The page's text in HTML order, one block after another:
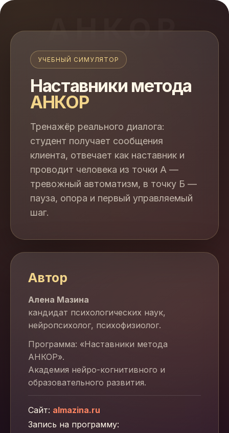
АНКОР
УЧЕБНЫЙ СИМУЛЯТОР
Наставники метода
АНКОР
Тренажёр реального диалога:
студент получает сообщения
клиента, отвечает как наставник и
проводит человека из точки А —
тревожный автоматизм, в точку Б —
пауза, опора и первый управляемый
шаг.
Автор
Алена Мазина
кандидат психологических наук,
нейропсихолог, психофизиолог.
Программа: «Наставники метода
АНКОР».
Академия нейро-когнитивного и
образовательного развития.
Сайт: almazina.ru
Запись на программу: